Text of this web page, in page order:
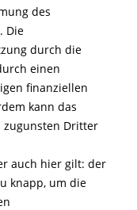
des
Die
durch die
einen
finanziellen
kann das
zugunsten Dritter
auch hier gilt: der
knapp, um die